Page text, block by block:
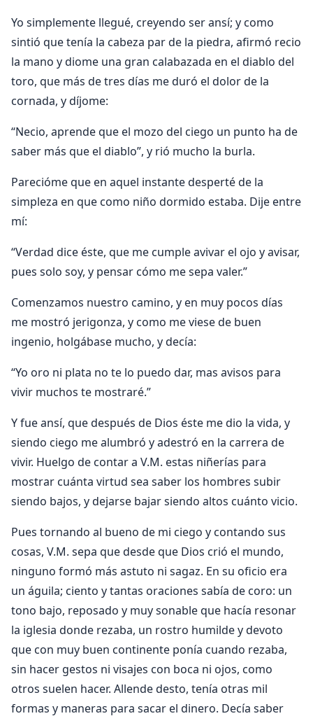
Yo simplemente llegué, creyendo ser ansí; y como
sintió que tenía la cabeza par de la piedra, afirmó recio
la mano y diome una gran calabazada en el diablo del
toro, que más de tres días me duró el dolor de la
cornada, y díjome:
“Necio, aprende que el mozo del ciego un punto ha de
saber más que el diablo”, y rió mucho la burla.
Parecióme que en aquel instante desperté de la
simpleza en que como niño dormido estaba. Dije entre
mí:
“Verdad dice éste, que me cumple avivar el ojo y avisar,
pues solo soy, y pensar cómo me sepa valer.”
Comenzamos nuestro camino, y en muy pocos días
me mostró jerigonza, y como me viese de buen
ingenio, holgábase mucho, y decía:
“Yo oro ni plata no te lo puedo dar, mas avisos para
vivir muchos te mostraré.”
Y fue ansí, que después de Dios éste me dio la vida, y
siendo ciego me alumbró y adestró en la carrera de
vivir. Huelgo de contar a V.M. estas niñerías para
mostrar cuánta virtud sea saber los hombres subir
siendo bajos, y dejarse bajar siendo altos cuánto vicio.
Pues tornando al bueno de mi ciego y contando sus
cosas, V.M. sepa que desde que Dios crió el mundo,
ninguno formó más astuto ni sagaz. En su oficio era
un águila; ciento y tantas oraciones sabía de coro: un
tono bajo, reposado y muy sonable que hacía resonar
la iglesia donde rezaba, un rostro humilde y devoto
que con muy buen continente ponía cuando rezaba,
sin hacer gestos ni visajes con boca ni ojos, como
otros suelen hacer. Allende desto, tenía otras mil
formas y maneras para sacar el dinero. Decía saber